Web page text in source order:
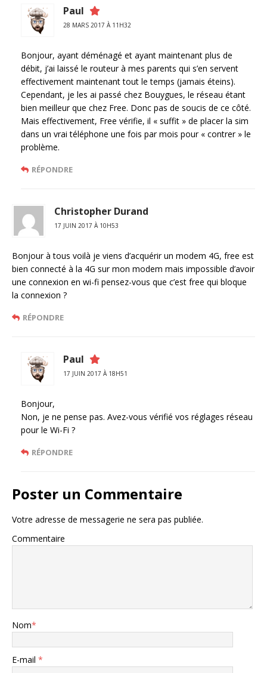
Paul
28 MARS 2017 À 11H32
Bonjour, ayant déménagé et ayant maintenant plus de
débit, j’ai laissé le routeur à mes parents qui s’en servent
effectivement maintenant tout le temps (jamais éteins).
Cependant, je les ai passé chez Bouygues, le réseau étant
bien meilleur que chez Free. Donc pas de soucis de ce côté.
Mais effectivement, Free vérifie, il « suffit » de placer la sim
dans un vrai téléphone une fois par mois pour « contrer » le
problème.
RÉPONDRE
Christopher Durand
17 JUIN 2017 À 10H53
Bonjour à tous voilà je viens d’acquérir un modem 4G, free est
bien connecté à la 4G sur mon modem mais impossible d’avoir
une connexion en wi-fi pensez-vous que c’est free qui bloque
la connexion ?
RÉPONDRE
Paul
17 JUIN 2017 À 18H51
Bonjour,
Non, je ne pense pas. Avez-vous vérifié vos réglages réseau
pour le Wi-Fi ?
RÉPONDRE
Poster un Commentaire
Votre adresse de messagerie ne sera pas publiée.
Commentaire
Nom*
E-mail *